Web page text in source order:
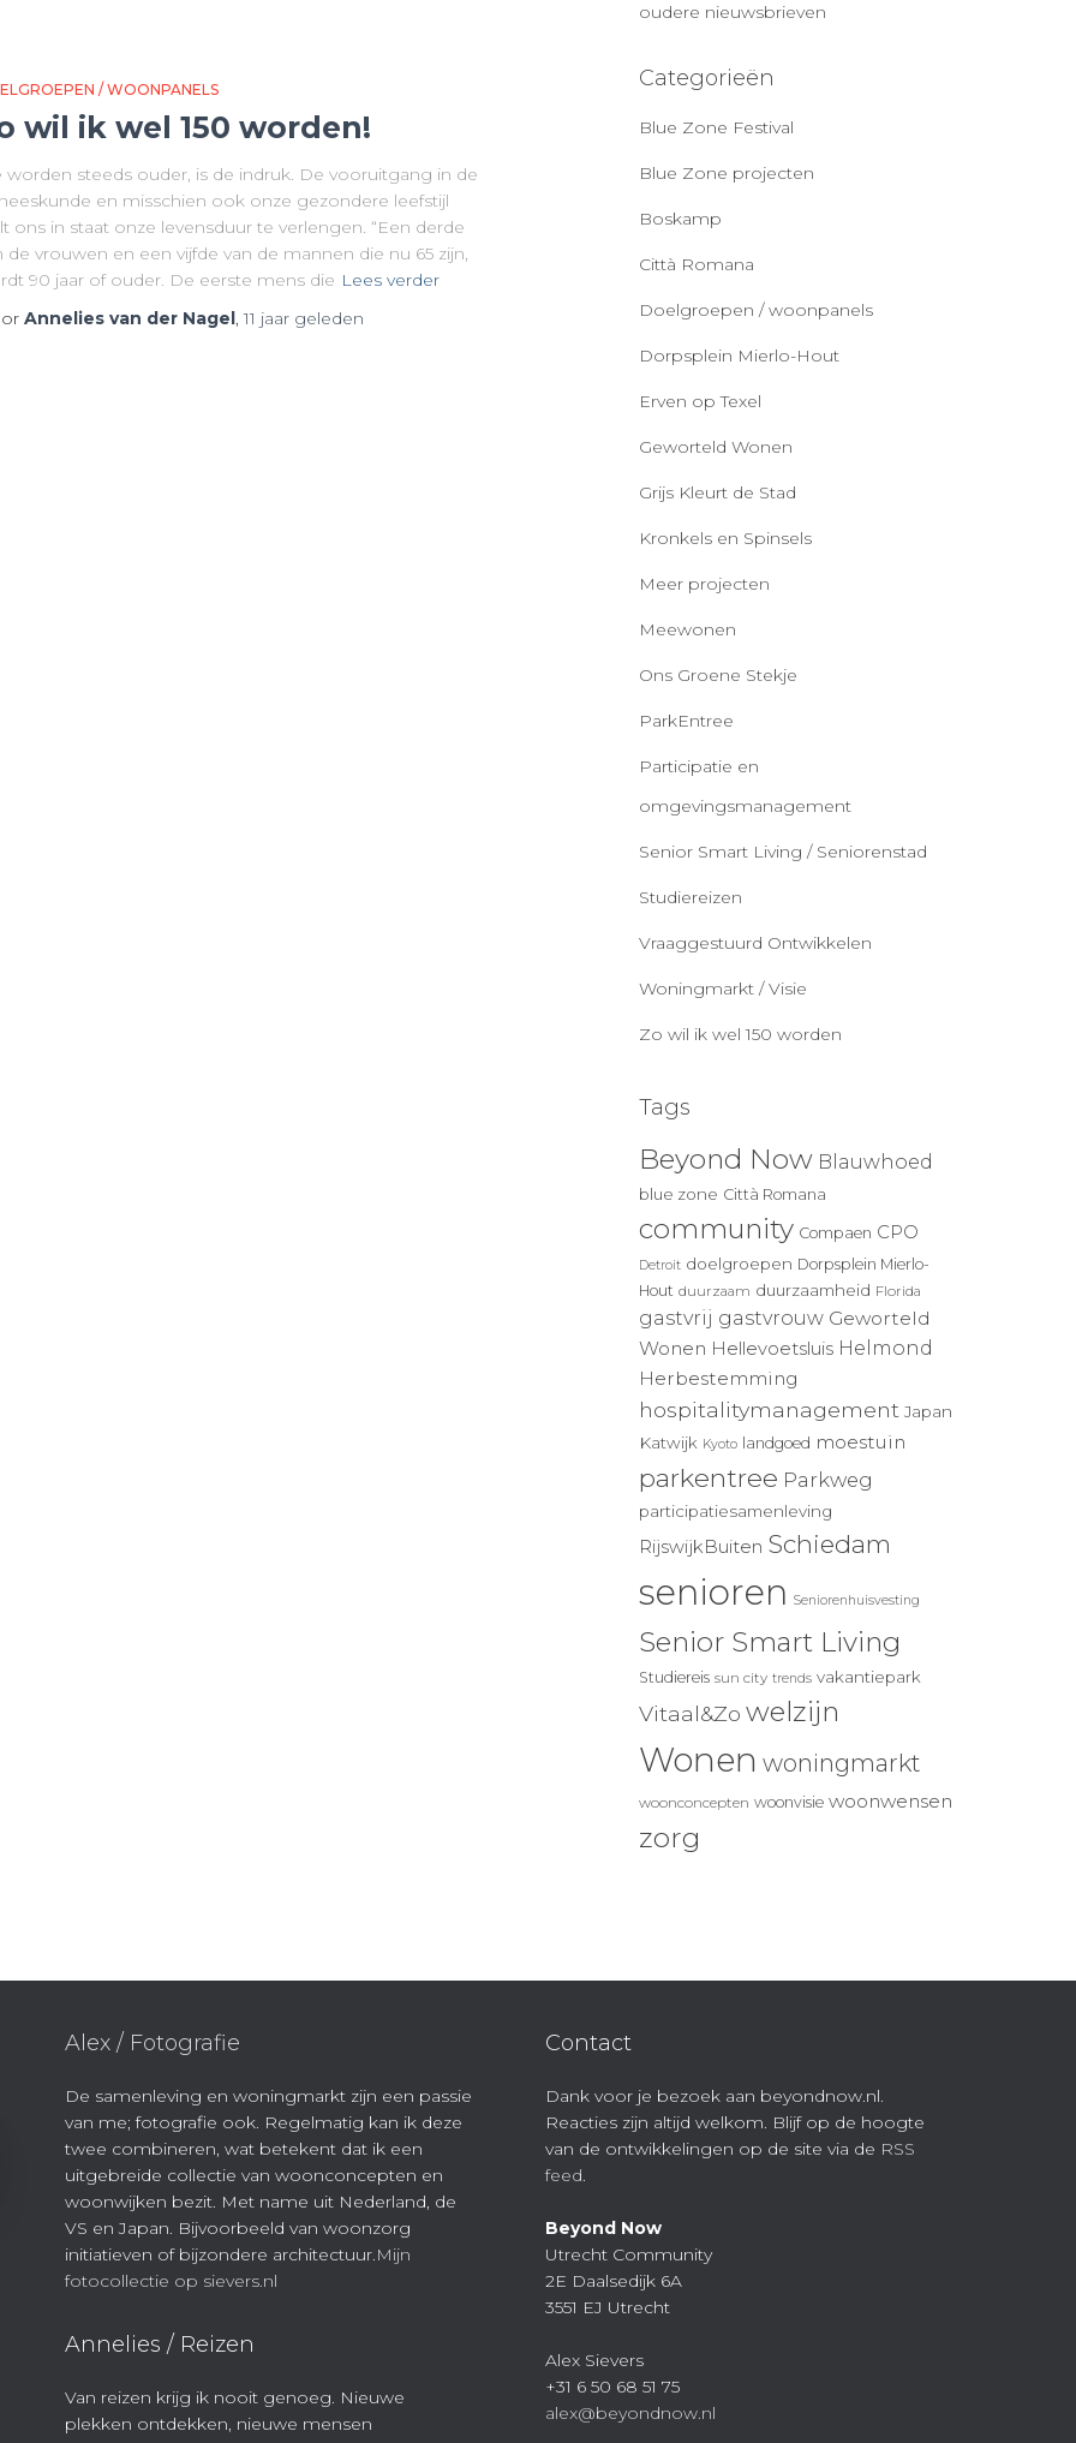
/ WOONPANELS
wil ik wel 150 worden!
worden steeds ouder, is de indruk. De vooruitgang in de
en misschien ook onze gezondere leefstijl
ons in staat onze levensduur te verlengen. “Een derde
de vrouwen en een vijfde van de mannen die nu 65 zijn,
90 jaar of ouder. De eerste mens die Lees verder
Annelies van der Nagel,11 jaar geleden
oudere nieuwsbrieven
Categorieën
Blue Zone Festival
Blue Zone projecten
Boskamp
Città Romana
Doelgroepen / woonpanels
Dorpsplein Mierlo-Hout
Erven op Texel
Geworteld Wonen
Grijs Kleurt de Stad
Kronkels en Spinsels
Meer projecten
Meewonen
Ons Groene Stekje
ParkEntree
Participatie en
omgevingsmanagement
Senior Smart Living / Seniorenstad
Studiereizen
Vraaggestuurd Ontwikkelen
Woningmarkt / Visie
Zo wil ik wel 150 worden
Tags
Beyond Now Blauwhoed
blue zone Città Romana
community Compaen CPO
Detroit doelgroepen Dorpsplein Mierlo-
Hout duurzaam duurzaamheid Florida
gastvrij gastvrouw Geworteld
Wonen Hellevoetsluis Helmond
Herbestemming
hospitalitymanagement Japan
Katwijk Kyoto landgoed moestuin
parkentree Parkweg
participatiesamenleving
RijswijkBuiten Schiedam
senioren Seniorenhuisvesting
Senior Smart Living
Studiereis sun city trends vakantiepark
Vitaal&Zo welzijn
Wonen woningmarkt
woonconcepten woonvisie woonwensen
zorg
Alex / Fotografie
De samenleving en woningmarkt zijn een passie
van me; fotografie ook. Regelmatig kan ik deze
twee combineren, wat betekent dat ik een
uitgebreide collectie van woonconcepten en
woonwijken bezit. Met name uit Nederland, de
VS en Japan. Bijvoorbeeld van woonzorg
initiatieven of bijzondere architectuur.Mijn
fotocollectie op sievers.nl
Annelies / Reizen
Van reizen krijg ik nooit genoeg. Nieuwe
plekken ontdekken, nieuwe mensen
Contact
Dank voor je bezoek aan beyondnow.nl.
Reacties zijn altijd welkom. Blijf op de hoogte
van de ontwikkelingen op de site via de RSS
feed.
Beyond Now
Utrecht Community
2E Daalsedijk 6A
3551 EJ Utrecht
Alex Sievers
+31 6 50 68 51 75
alex@beyondnow.nl